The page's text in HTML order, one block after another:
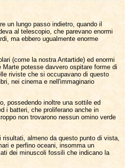
un lungo passo indietro, quando il
al telescopio, che parevano enormi
ma ebbero ugualmente enorme
(come la nostra Antartide) ed enormi
potesse davvero ospitare forme di
riviste che si occupavano di questo
nei cinema e nell'immaginario
possedendo inoltre una sottile ed
i batteri, che proliferano anche in
non trovarono nessun omino verde
almeno da questo punto di vista,
e perfino oceani, insomma un
dei minuscoli fossili che indicano la